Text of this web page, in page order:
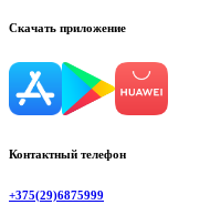
Скачать приложение
Контактный телефон
+375(29)6875999